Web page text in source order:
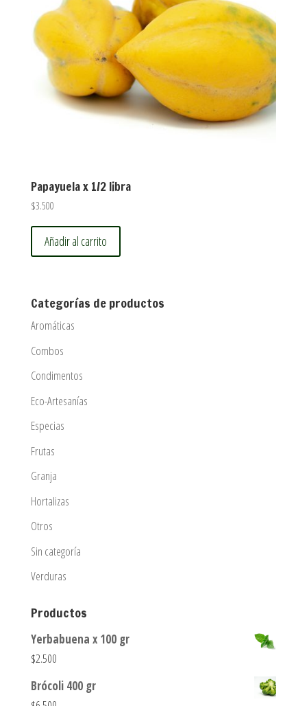
Papayuela x 1/2 libra
$3.500
Añadir al carrito
Categorías de productos
Aromáticas
Combos
Condimentos
Eco-Artesanías
Especias
Frutas
Granja
Hortalizas
Otros
Sin categoría
Verduras
Productos
Yerbabuena x 100 gr
$2.500
Brócoli 400 gr